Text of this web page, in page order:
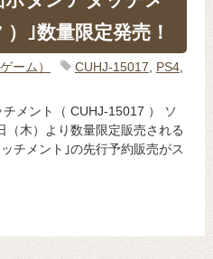
｣数量限定発売！
ーム） CUHJ-15017, PS4,
メント（ CUHJ-15017 ） ソ
木）より数量限定販売される
チメント｣の先行予約販売がス